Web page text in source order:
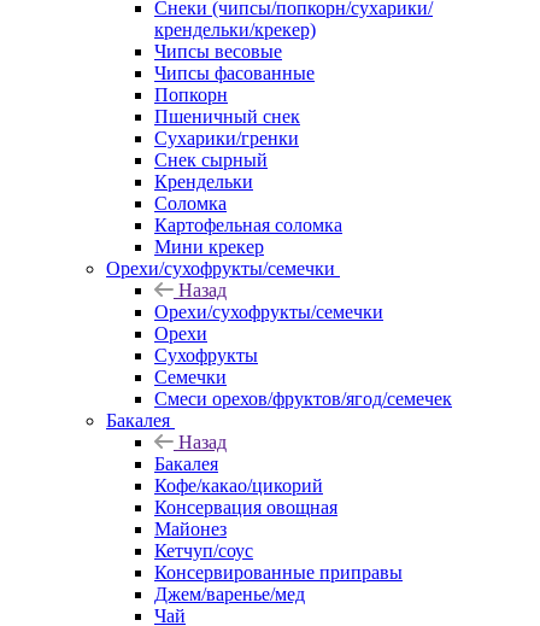
Снеки (чипсы/попкорн/сухарики/
крендельки/крекер)
Чипсы весовые
Чипсы фасованные
Попкорн
Пшеничный снек
Сухарики/гренки
Снек сырный
Крендельки
Соломка
Картофельная соломка
Мини крекер
Орехи/сухофрукты/семечки
Назад
Орехи/сухофрукты/семечки
Орехи
Сухофрукты
Семечки
Смеси орехов/фруктов/ягод/семечек
Бакалея
Назад
Бакалея
Кофе/какао/цикорий
Консервация овощная
Майонез
Кетчуп/соус
Консервированные приправы
Джем/варенье/мед
Чай